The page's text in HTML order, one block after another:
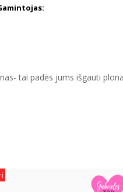
tai padės jums išgauti